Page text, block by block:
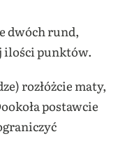
dwóch rund,
ilości punktów.
rozłóżcie maty,
postawcie